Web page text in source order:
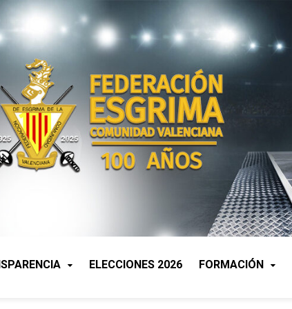
ELECCIONES 2026 FORMACIÓN